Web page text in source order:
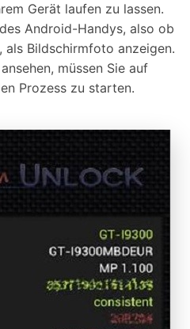
Gerät laufen zu lassen.
Android-Handys, also ob
Bildschirmfoto anzeigen.
müssen Sie auf
Prozess zu starten.